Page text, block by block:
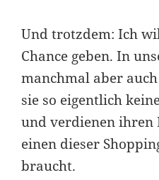
Und trotzdem: Ich
Chance geben. In
manchmal aber
sie so eigentlich
und verdienen ihren
einen dieser
braucht.